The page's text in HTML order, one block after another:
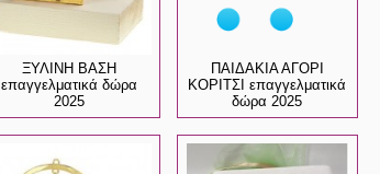
ΞΥΛΙΝΗ ΒΑΣΗ
επαγγελματικά δώρα
2025
ΠΑΙΔΑΚΙΑ ΑΓΟΡΙ
ΚΟΡΙΤΣΙ επαγγελματικά
δώρα 2025